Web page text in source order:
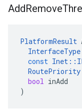
AddRemove
PlatformResult
InterfaceType
const Inet ::
RoutePriority
bool inAdd
)